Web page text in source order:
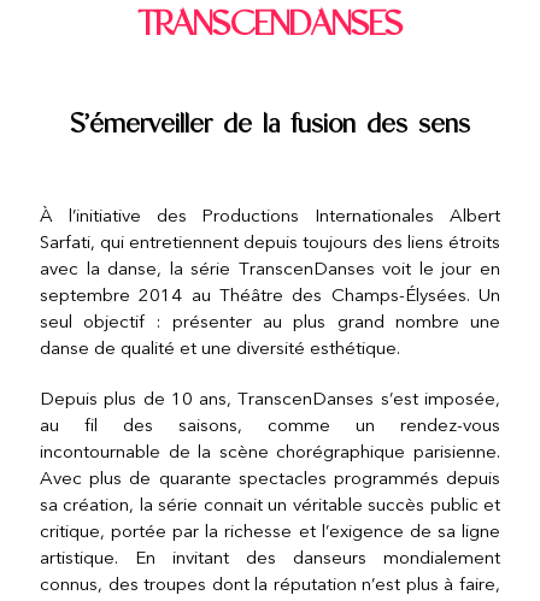
TRANSCENDANSES
S’émerveiller de la fusion des sens
À l’initiative des Productions Internationales Albert
Sarfati, qui entretiennent depuis toujours des liens étroits
avec la danse, la série TranscenDanses voit le jour en
septembre 2014 au Théâtre des Champs-Élysées. Un
seul objectif : présenter au plus grand nombre une
danse de qualité et une diversité esthétique.
Depuis plus de 10 ans, TranscenDanses s’est imposée,
au fil des saisons, comme un rendez-vous
incontournable de la scène chorégraphique parisienne.
Avec plus de quarante spectacles programmés depuis
sa création, la série connait un véritable succès public et
critique, portée par la richesse et l’exigence de sa ligne
artistique. En invitant des danseurs mondialement
connus, des troupes dont la réputation n’est plus à faire,